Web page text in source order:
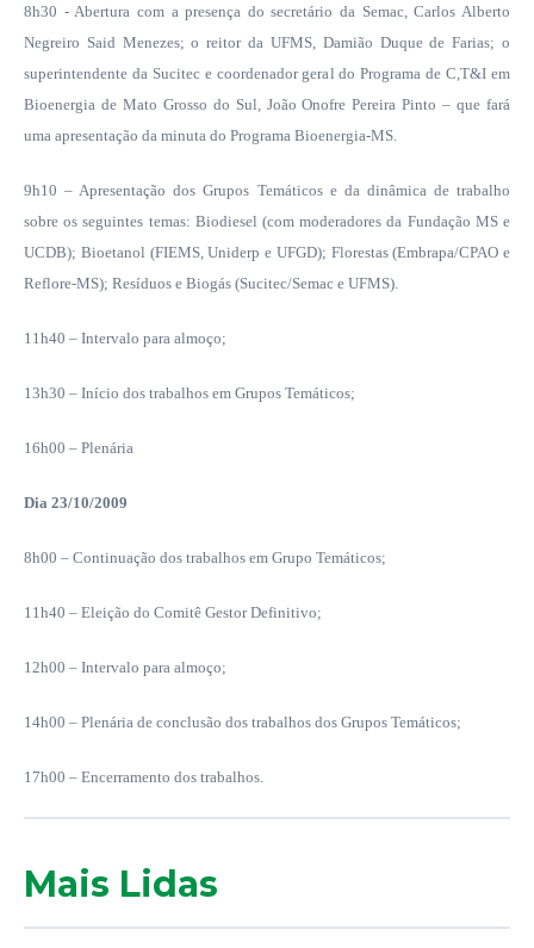
8h30 - Abertura com a presença do secretário da Semac, Carlos Alberto
Negreiro Said Menezes; o reitor da UFMS, Damião Duque de Farias; o
superintendente da Sucitec e coordenador geral do Programa de C,T&I em
Bioenergia de Mato Grosso do Sul, João Onofre Pereira Pinto – que fará
uma apresentação da minuta do Programa Bioenergia-MS.
9h10 – Apresentação dos Grupos Temáticos e da dinâmica de trabalho
sobre os seguintes temas: Biodiesel (com moderadores da Fundação MS e
UCDB); Bioetanol (FIEMS, Uniderp e UFGD); Florestas (Embrapa/CPAO e
Reflore-MS); Resíduos e Biogás (Sucitec/Semac e UFMS).
11h40 – Intervalo para almoço;
13h30 – Início dos trabalhos em Grupos Temáticos;
16h00 – Plenária
Dia 23/10/2009
8h00 – Continuação dos trabalhos em Grupo Temáticos;
11h40 – Eleição do Comitê Gestor Definitivo;
12h00 – Intervalo para almoço;
14h00 – Plenária de conclusão dos trabalhos dos Grupos Temáticos;
17h00 – Encerramento dos trabalhos.
Mais Lidas